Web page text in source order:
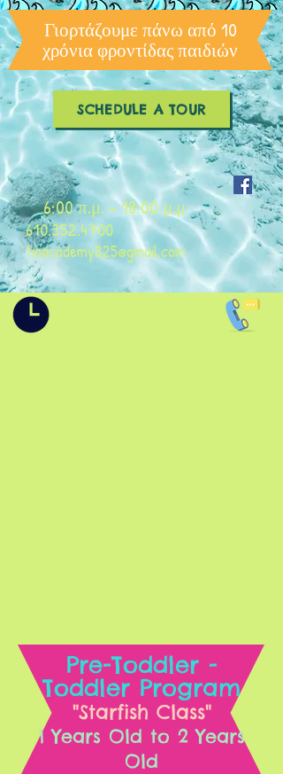
Γιορτάζουμε πάνω από 10
χρόνια φροντίδας παιδιών
SCHEDULE A TOUR
610.352.4700
tiaacademy825@gmail.com
6:00 π.μ. - 18:00 μ.μ
Pre-Toddler -
Toddler Program
"Starfish Class"
1 Years Old to 2 Years
Old